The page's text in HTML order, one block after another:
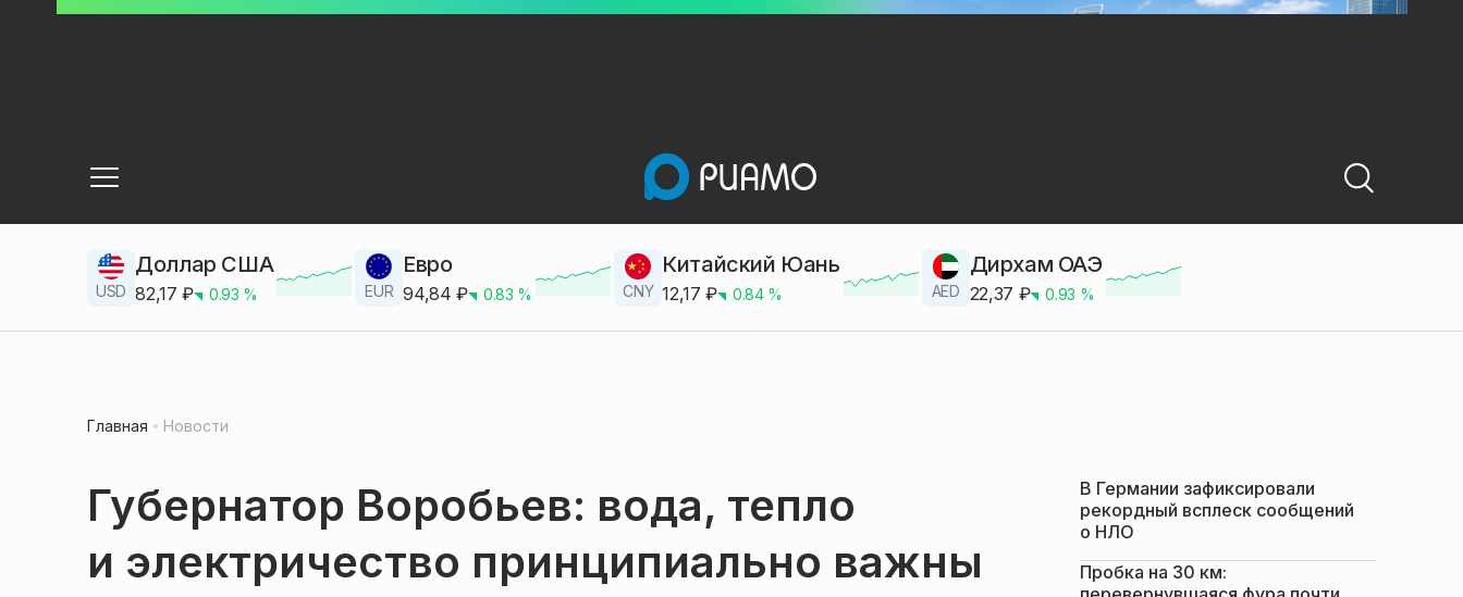
USD
Доллар США
82,17 ₽ 0.93 % EUR
Евро
94,84 ₽ 0.83 % CNY
Китайский Юань
12,17 ₽ 0.84% AED
Дирхам ОАЭ
22,37 ₽ 0.93 %
Главная Новости
Губернатор Воробьев: вода, тепло
и электричество принципиально важны
В Германии зафиксировали
рекордный всплеск сообщений
о НЛО
Пробка на 30 км: